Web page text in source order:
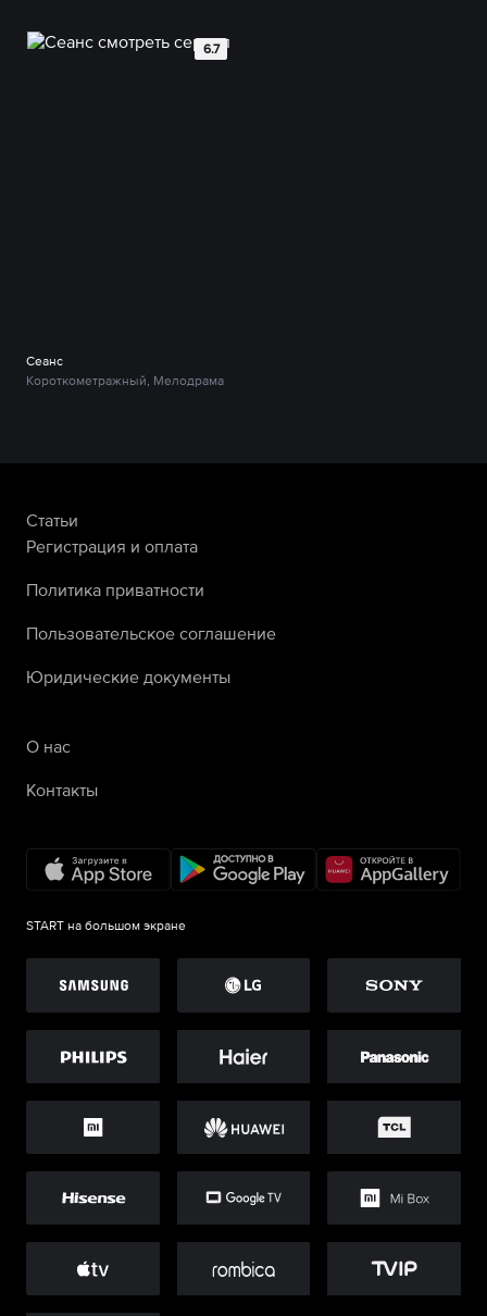
6.7
Сеанс
Короткометражный, Мелодрама
Статьи
Регистрация и оплата
Политика приватности
Пользовательское соглашение
Юридические документы
О нас
Контакты
START на большом экране